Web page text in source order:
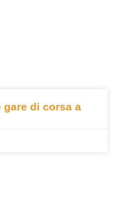
gare di corsa a